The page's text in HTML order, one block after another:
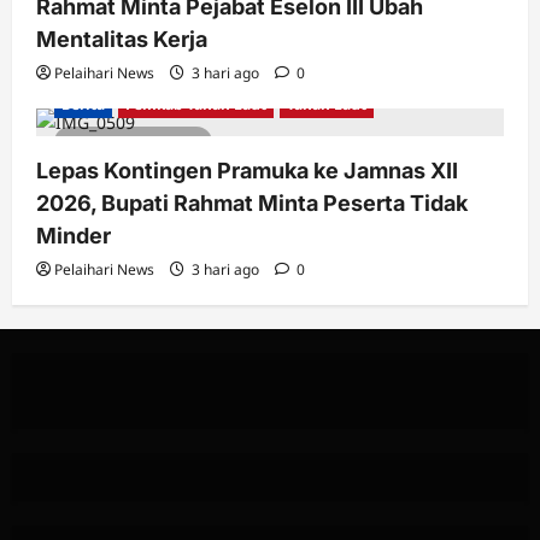
Rahmat Minta Pejabat Eselon III Ubah
Mentalitas Kerja
Pelaihari News 3 hari ago 0
Berita Pemkab Tanah Laut Tanah Laut
Lepas Kontingen Pramuka ke Jamnas XII
2026, Bupati Rahmat Minta Peserta Tidak
Minder
Pelaihari News 3 hari ago 0